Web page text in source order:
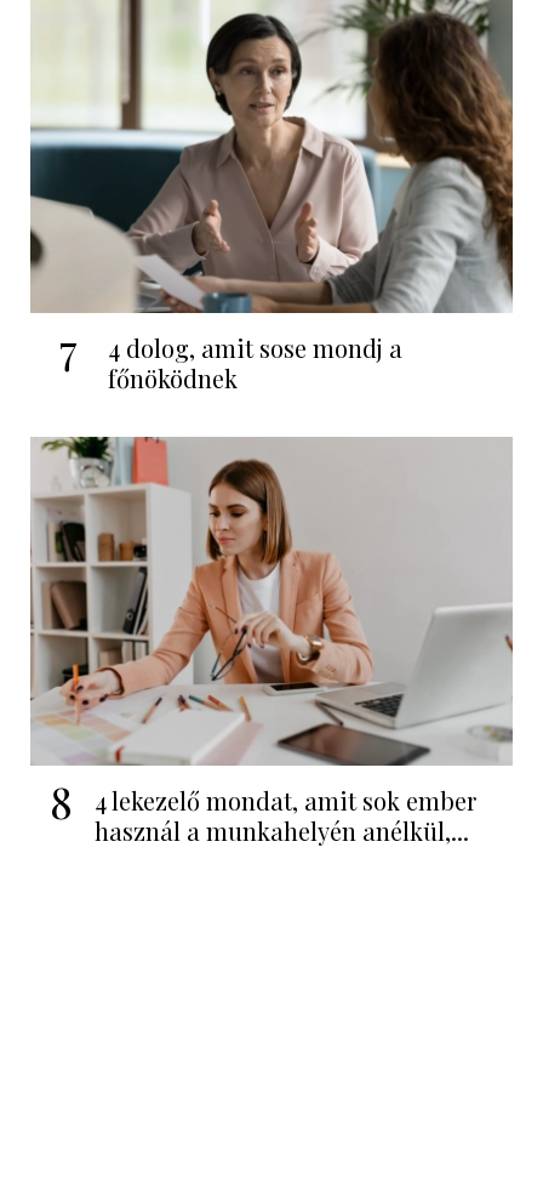
7
4 dolog, amit sose mondj a
főnöködnek
8
4 lekezelő mondat, amit sok ember
használ a munkahelyén anélkül,...